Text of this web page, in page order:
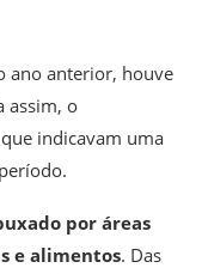
ano anterior, houve
assim, o
indicavam uma
por áreas
e alimentos. Das